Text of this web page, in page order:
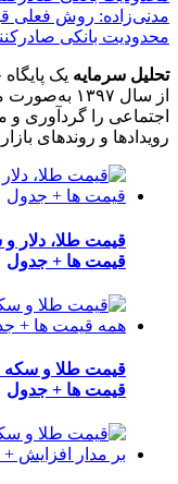
مدنی‌زاده: روش فعلی
محدودیت بانکی
تحلیل سرمایه یک
از سال
اجتماعی را گردآوری و
رویدادها و روندهای
قیمت ها + جدول
قیمت ها + جدول